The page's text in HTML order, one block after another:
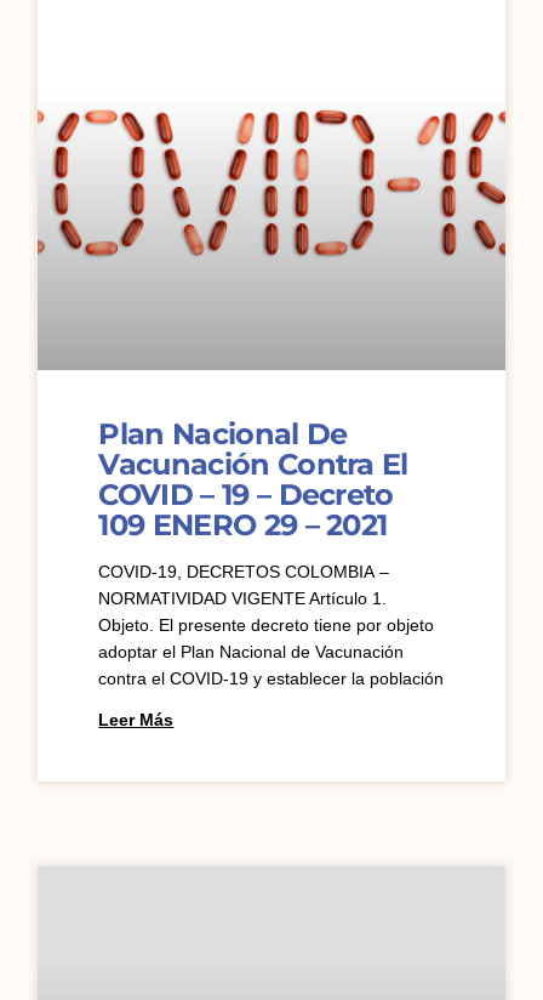
Plan Nacional De
Vacunación Contra El
COVID – 19 – Decreto
109 ENERO 29 – 2021
COVID-19, DECRETOS COLOMBIA –
NORMATIVIDAD VIGENTE Artículo 1.
Objeto. El presente decreto tiene por objeto
adoptar el Plan Nacional de Vacunación
contra el COVID-19 y establecer la población
Leer Más